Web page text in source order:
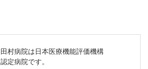
田村病院は日本医療機能評価機構
認定病院です。